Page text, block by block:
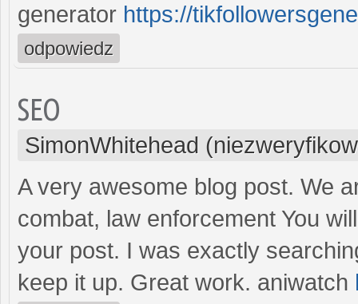
generator https://
odpowiedz
SEO
SimonWhitehead
A very awesome blog post. We
combat, law enforcement You
your post. I was exactly
keep it up. Great work. aniwatch